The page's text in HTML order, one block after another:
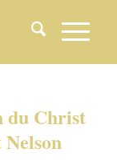
du Christ